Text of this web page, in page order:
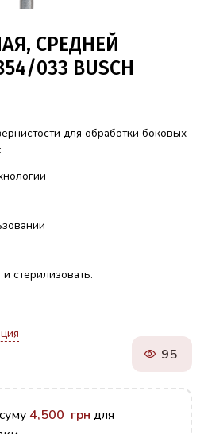
СРЕДНЕЙ
033 BUSCH
для обработки боковых
стерилизовать.
95
4,500 грн для